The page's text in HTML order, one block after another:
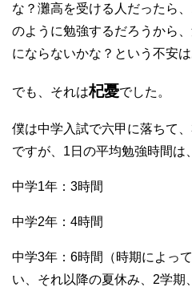
な？灘高を受ける人だったら
のように勉強するだろうから
にならないかな？という不安は
でも、それは杞憂でした。
僕は中学入試で六甲に落ちて
ですが、1日の平均勉強時間は、
中学1年：3時間
中学2年：4時間
中学3年：6時間（時期によっ
い、それ以降の夏休み、2学期